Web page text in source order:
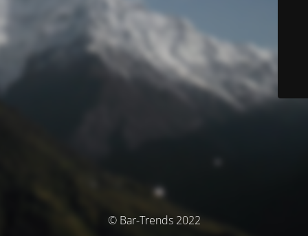
© Bar-Trends 2022